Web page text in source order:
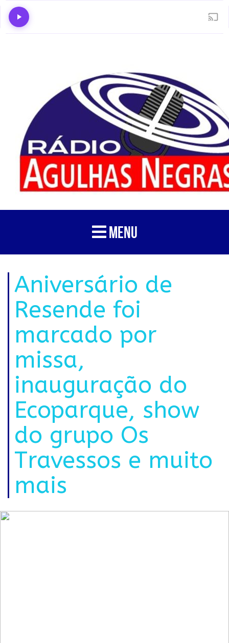
MENU
Aniversário de
Resende foi
marcado por
missa,
inauguração do
Ecoparque, show
do grupo Os
Travessos e muito
mais